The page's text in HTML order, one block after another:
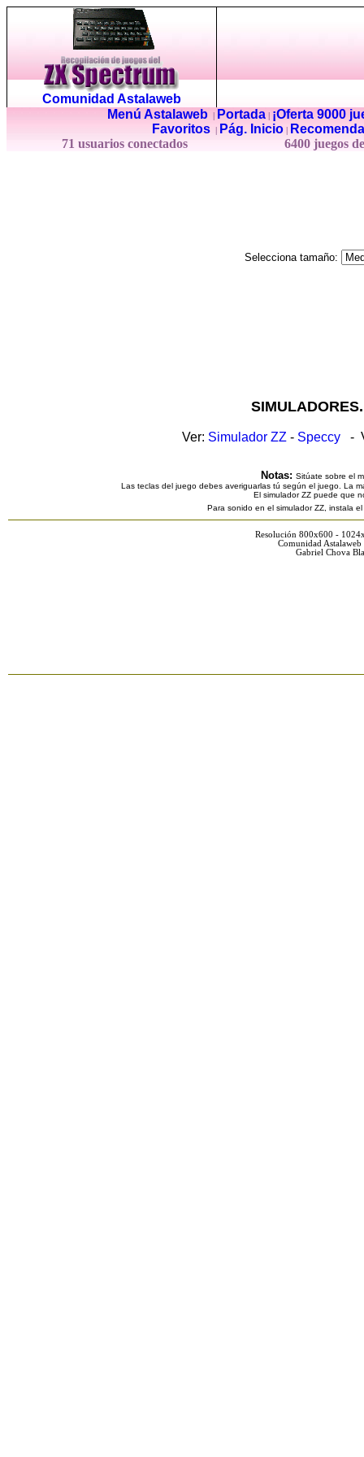
Comunidad Astalaweb
Menú Astalaweb| Portada|
¡Oferta 9000
Favoritos
Pág. Inicio
71 usuarios conectados
6400 juegos
Selecciona tamaño:
Ver: Simulador ZZ - Speccy -
Notas: Sitúate sobre el
Las teclas del juego debes averiguarlas tú según el juego. La
El simulador ZZ puede que
Para sonido en el simulador ZZ, instala
Resolución 800x600 -
Comunidad
Gabriel Chova